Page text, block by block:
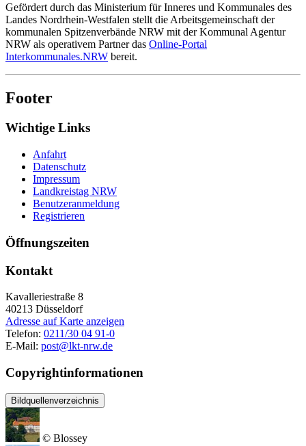
Gefördert durch das Ministerium für Inneres und Kommunales des
Landes Nordrhein-Westfalen stellt die Arbeitsgemeinschaft der
kommunalen Spitzenverbände NRW mit der Kommunal Agentur
NRW als operativem Partner das Online-Portal
Interkommunales.NRW bereit.
Footer
Wichtige Links
Anfahrt
Datenschutz
Impressum
Landkreistag NRW
Benutzeranmeldung
Registrieren
Öffnungszeiten
Kontakt
Kavalleriestraße 8
40213 Düsseldorf
Adresse auf Karte anzeigen
Telefon: 0211/30 04 91-0
E-Mail: post@lkt-nrw.de
Copyrightinformationen
Bildquellenverzeichnis
© Blossey